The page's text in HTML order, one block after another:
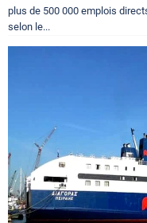
plus de 500 000 emplois
selon le...